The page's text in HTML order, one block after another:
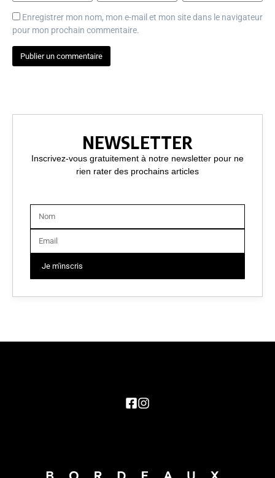
Enregistrer mon nom, mon e-mail et mon site dans le navigateur
pour mon prochain commentaire.
NEWSLETTER
Inscrivez-vous gratuitement à notre newsletter pour ne
rien rater des prochains articles
Je m'inscris